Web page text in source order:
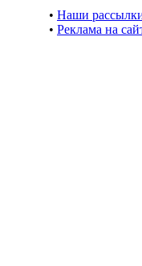
• Наши
• Реклама на